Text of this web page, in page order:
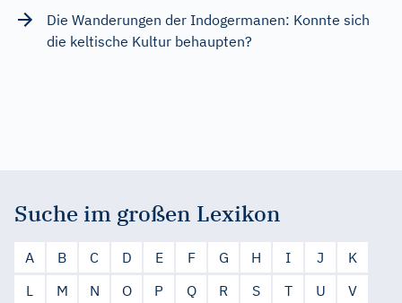
Die Wanderungen der Indogermanen: Konnte sich
die keltische Kultur behaupten?
Suche im großen Lexikon
A B C D E F G H I J
K
L
M N O P Q R S T U
V